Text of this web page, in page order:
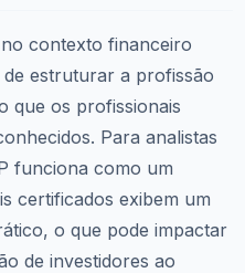
contexto financeiro
de estruturar a profissão
que os profissionais
Para analistas
funciona como um
certificados exibem um
o que pode impactar
de investidores ao